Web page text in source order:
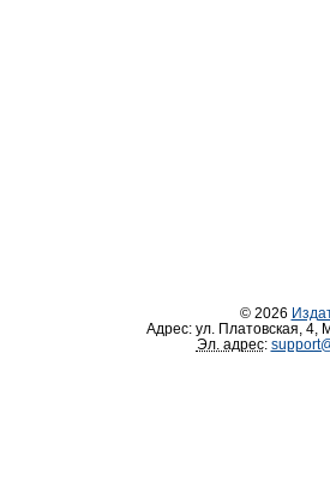
© 2026
Адрес: ул. Платовская, 4
Эл. адрес: